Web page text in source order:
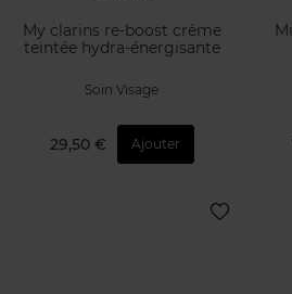
My clarins re-boost crème
teintée hydra-énergisante
Soin Visage
29,50 € Ajouter